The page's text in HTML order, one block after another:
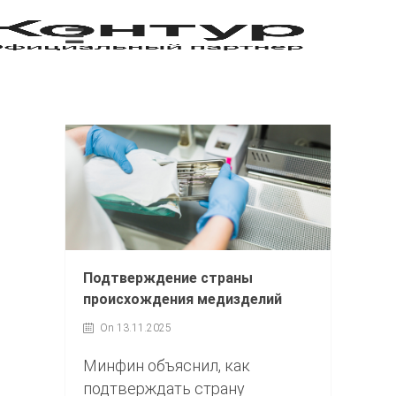
Подтверждение страны
происхождения медизделий
On 13.11.2025
Минфин объяснил, как
подтверждать страну